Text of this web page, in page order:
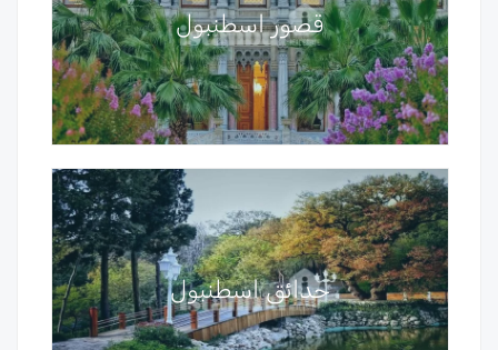
قصور اسطنبول
حدائق اسطنبول